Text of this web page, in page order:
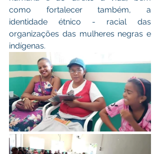
como fortalecer também, a
identidade étnico - racial das
organizações das mulheres negras e
indígenas.